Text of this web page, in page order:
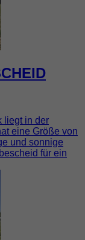
liegt in der
eine Größe von
und sonnige
für ein